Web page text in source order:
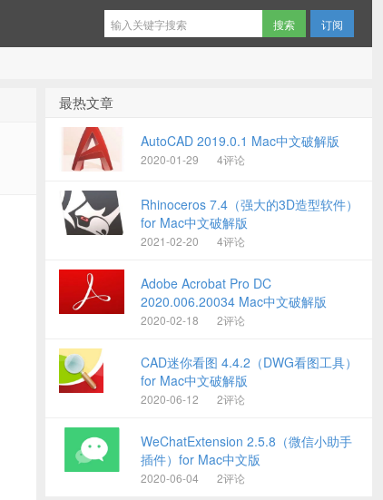
订阅
最热文章
AutoCAD 2019.0.1 Mac中文破解版
2020-01-29 4评论
Rhinoceros 7.4（强大的3D造型软件）
for Mac中文破解版
2021-02-20 4评论
Adobe Acrobat Pro DC
2020.006.20034 Mac中文破解版
2020-02-18 2评论
CAD迷你看图 4.4.2（DWG看图工具）
for Mac中文破解版
2020-06-12 2评论
WeChatExtension 2.5.8（微信小助手
插件）for Mac中文版
2020-06-04 2评论